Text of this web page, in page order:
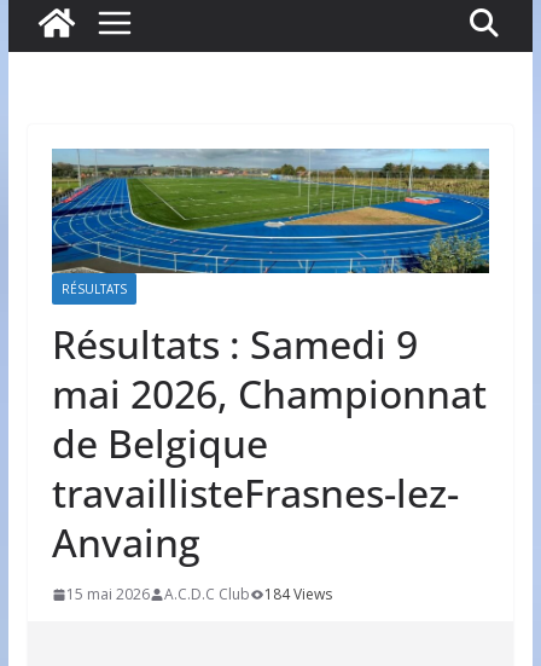
RÉSULTATS
Résultats : Samedi 9
mai 2026, Championnat
de Belgique
travaillisteFrasnes-lez-
Anvaing
15 mai 2026 A.C.D.C Club 184 Views